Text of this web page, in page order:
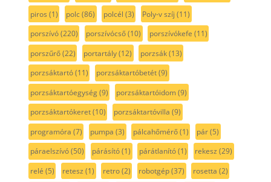
piros (1) polc(86) polcél (3) Poly-v szíj (11)
porszívó(220) porszívócső(10) porszívókefe (11)
porszűrő(22) portartály(12) porzsák(13)
porzsáktartó(11) porzsáktartóbetét(9)
porzsáktartóegység(9) porzsáktartóidom(9)
porzsáktartókeret(10) porzsáktartóvilla (9)
programóra (7) pumpa (3) pálcahőmérő(1) pár(5)
páraelszívó(50) párásító(1) párátlanító(1) rekesz (29)
relé (5) retesz (1) retro(2) robotgép(37) rosetta (2)